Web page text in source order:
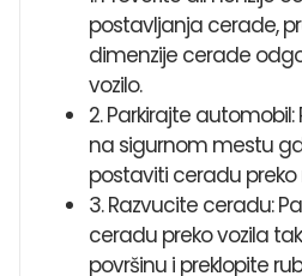
postavljanja cerade,
dimenzije cerade
vozilo.
2. Parkirajte
na sigurnom mestu
postaviti ceradu preko
3. Razvucite ceradu:
ceradu preko vozila
površinu i preklopite